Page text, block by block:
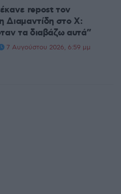
repost τον
Διαμαντίδη στο X:
τα διαβάζω αυτά”
7 Αυγούστου 2026, 6:59 μμ